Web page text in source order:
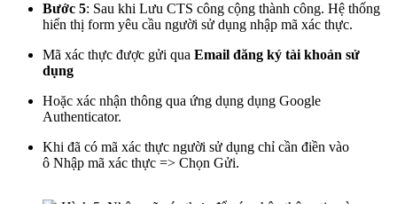
Bước 5: Sau khi Lưu CTS công cộng thành công. Hệ thống
hiển thị form yêu cầu người sử dụng nhập mã xác thực.
Mã xác thực được gửi qua Email đăng ký tài khoản sử
dụng
Hoặc xác nhận thông qua ứng dụng dụng Google
Authenticator.
Khi đã có mã xác thực người sử dụng chỉ cần điền vào
ô Nhập mã xác thực => Chọn Gửi.